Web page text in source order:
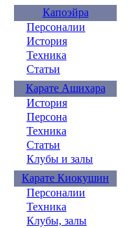
Капоэйра
Персоналии
История
Техника
Статьи
Карате Ашихара
История
Персона
Техника
Статьи
Клубы и залы
Карате Киокушин
Персоналии
Техника
Клубы, залы